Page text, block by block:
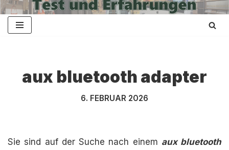
Zum
aux bluetooth adapter
6. FEBRUAR 2026
Sie sind auf der Suche nach einem aux bluetooth